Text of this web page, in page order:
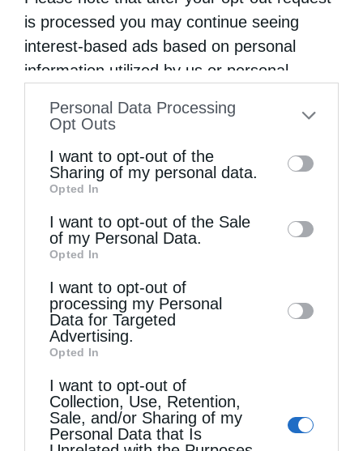
is processed you may continue seeing
interest-based ads based on personal
information utilized by us or personal
to your opt-out. You may separately opt-out
information by third parties on the IAB’s list
of downstream participants. This
information may also be disclosed by us to
third parties on theIAB’s List of
Downstream Participants
disclose it to other third parties.
Personal Data Processing
Opt Outs
I want to opt-out of the
Sharing of my personal data.
Opted In
I want to opt-out of the Sale
of my Personal Data.
Opted In
I want to opt-out of
processing my Personal
Data for Targeted
Advertising.
Opted In
I want to opt-out of
Collection, Use, Retention,
Sale, and/or Sharing of my
Personal Data that Is
φωτογραφίες της παλαιάς λίστας με τα
«χαμένα» και δίπλα η αντίστοιχη απεικόνιση
μουσείου.
ΚΛΕΜΜΈΝΑ ΟΥΚΡΑΝΊΑ ΣΚΕΎΗ
ΜΟΙΡΑΣΟΥ 0